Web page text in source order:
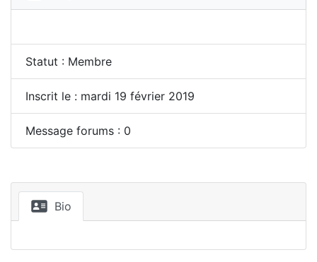
Statut : Membre
Inscrit le : mardi 19 février 2019
Message forums : 0
Bio